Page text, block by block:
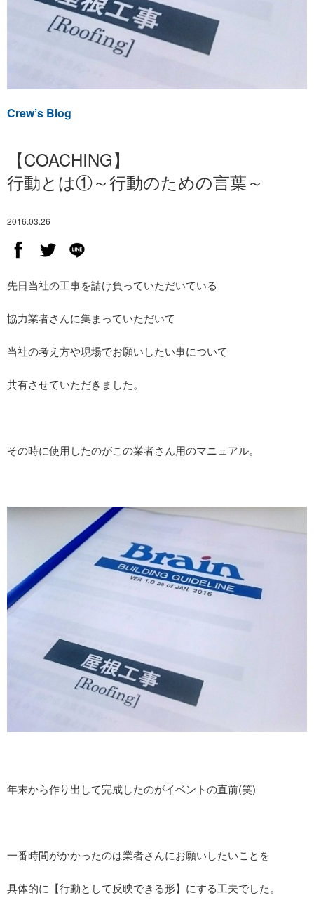
Crew’s Blog
【COACHING】
行動とは①～行動のための言葉～
2016.03.26
先日当社の工事を請け負っていただいている
協力業者さんに集まっていただいて
当社の考え方や現場でお願いしたい事について
共有させていただきました。
その時に使用したのがこの業者さん用のマニュアル。
年末から作り出して完成したのがイベントの直前(笑)
一番時間がかかったのは業者さんにお願いしたいことを
具体的に【行動として反映できる形】にする工夫でした。